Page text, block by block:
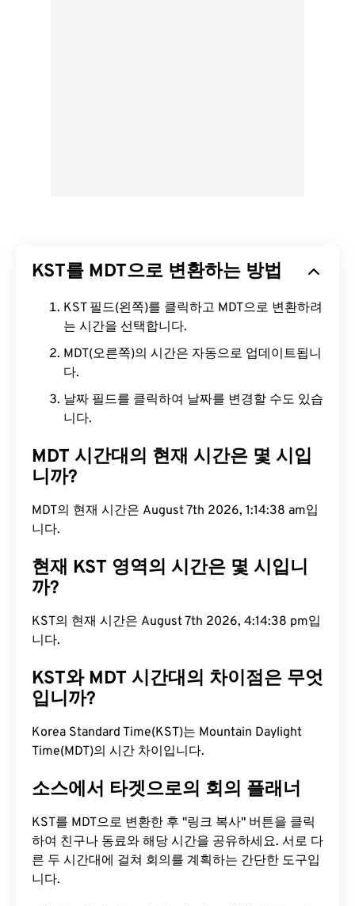
KST를 MDT으로 변환하는 방법
KST 필드(왼쪽)를 클릭하고 MDT으로 변환하려
는 시간을 선택합니다.
MDT(오른쪽)의 시간은 자동으로 업데이트됩니
다.
날짜 필드를 클릭하여 날짜를 변경할 수도 있습
니다.
MDT 시간대의 현재 시간은 몇 시입
니까?
MDT의 현재 시간은 August 7th 2026, 1:14:39 am입
니다.
현재 KST 영역의 시간은 몇 시입니
까?
KST의 현재 시간은 August 7th 2026, 4:14:39 pm입
니다.
KST와 MDT 시간대의 차이점은 무엇
입니까?
Korea Standard Time(KST)는 Mountain Daylight
Time(MDT)의 시간 차이입니다.
소스에서 타겟으로의 회의 플래너
KST를 MDT으로 변환한 후 "링크 복사" 버튼을 클릭
하여 친구나 동료와 해당 시간을 공유하세요. 서로 다
른 두 시간대에 걸쳐 회의를 계획하는 간단한 도구입
니다.